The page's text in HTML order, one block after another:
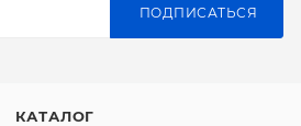
ПОДПИСАТЬСЯ
КАТАЛОГ